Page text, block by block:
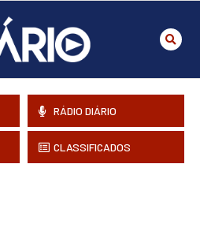
RÁDIO DIÁRIO
CLASSIFICADOS